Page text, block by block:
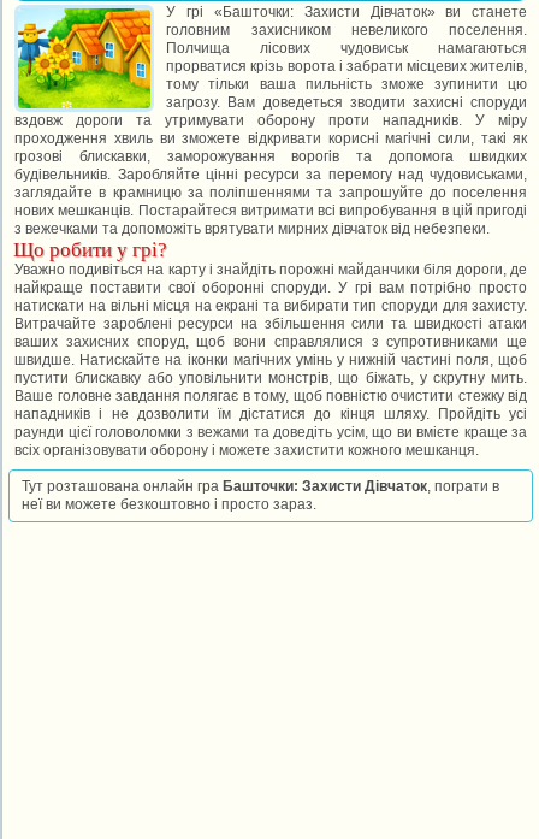
У грі «Башточки: Захисти Дівчаток» ви станете
головним захисником невеликого поселення.
Полчища лісових чудовиськ намагаються
прорватися крізь ворота і забрати місцевих жителів,
тому тільки ваша пильність зможе зупинити цю
загрозу. Вам доведеться зводити захисні споруди
вздовж дороги та утримувати оборону проти нападників. У міру
проходження хвиль ви зможете відкривати корисні магічні сили, такі як
грозові блискавки, заморожування ворогів та допомога швидких
будівельників. Заробляйте цінні ресурси за перемогу над чудовиськами,
заглядайте в крамницю за поліпшеннями та запрошуйте до поселення
нових мешканців. Постарайтеся витримати всі випробування в цій пригоді
з вежечками та допоможіть врятувати мирних дівчаток від небезпеки.
Що робити у грі?
Уважно подивіться на карту і знайдіть порожні майданчики біля дороги, де
найкраще поставити свої оборонні споруди. У грі вам потрібно просто
натискати на вільні місця на екрані та вибирати тип споруди для захисту.
Витрачайте зароблені ресурси на збільшення сили та швидкості атаки
ваших захисних споруд, щоб вони справлялися з супротивниками ще
швидше. Натискайте на іконки магічних умінь у нижній частині поля, щоб
пустити блискавку або уповільнити монстрів, що біжать, у скрутну мить.
Ваше головне завдання полягає в тому, щоб повністю очистити стежку від
нападників і не дозволити їм дістатися до кінця шляху. Пройдіть усі
раунди цієї головоломки з вежами та доведіть усім, що ви вмієте краще за
всіх організовувати оборону і можете захистити кожного мешканця.
Тут розташована онлайн гра Башточки: Захисти Дівчаток, пограти в
неї ви можете безкоштовно і просто зараз.